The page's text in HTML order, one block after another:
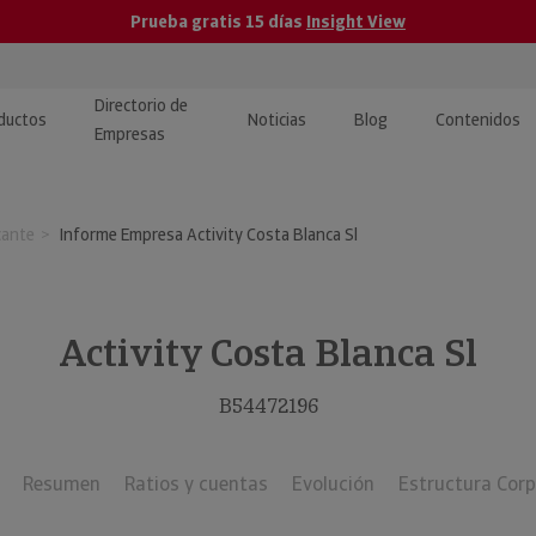
Prueba gratis 15 días Insight View
y ERP
Directorio de
Empresas
Noticias Blog Contenidos
y tutoriales
Investigada
Informe Empresa Activity Costa Blanca Sl
Activity Costa Blanca Sl
B54472196
Resumen Ratios y cuentas Evolución Estructura